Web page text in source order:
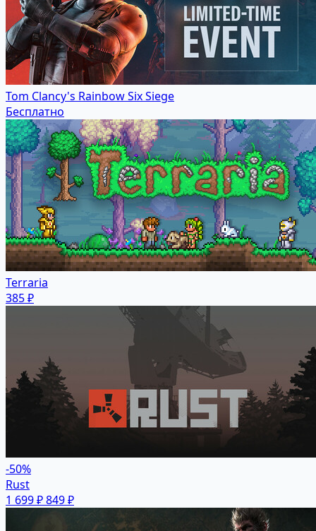
Tom Clancy's Rainbow Six Siege
Бесплатно
Terraria
385 ₽
-50%
Rust
1 699 ₽849 ₽